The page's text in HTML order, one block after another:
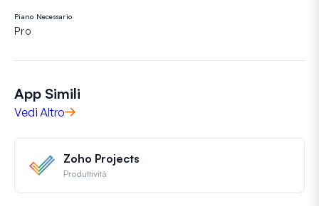
Piano Necessario
Pro
App Simili
Vedi Altro
Zoho Projects
Produttività